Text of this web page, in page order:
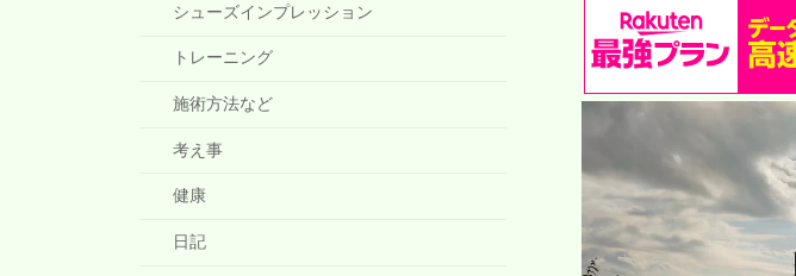
シューズインプレッション
トレーニング
施術方法など
考え事
健康
日記